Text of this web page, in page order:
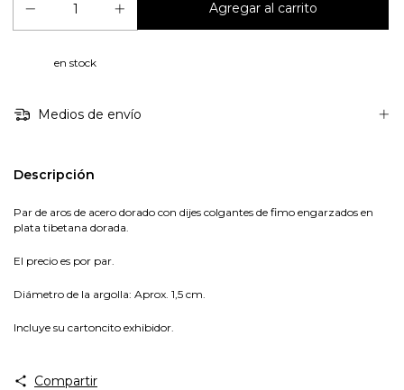
en stock
Medios de envío
Descripción
Par de aros de acero dorado con dijes colgantes de fimo engarzados en
plata tibetana dorada.
El precio es por par.
Diámetro de la argolla: Aprox. 1,5 cm.
Incluye su cartoncito exhibidor.
Compartir